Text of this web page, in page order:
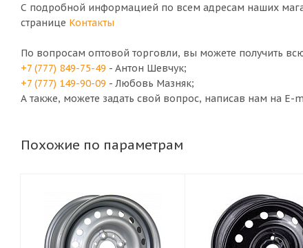
С подробной информацией по всем адресам наших
странице Контакты
По вопросам оптовой торговли, вы можете получить
+7 (777) 849-75-49 - Антон Шевчук;
+7 (777) 149-90-09 - Любовь Мазняк;
А также, можете задать свой вопрос, написав нам на E-
Похожие по параметрам